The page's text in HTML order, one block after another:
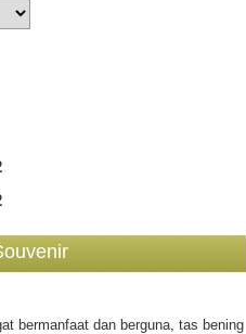
bermanfaat dan berguna, tas bening